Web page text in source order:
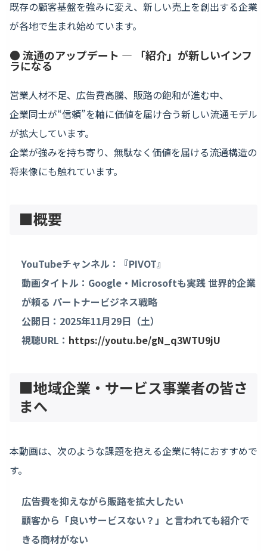
既存の顧客基盤を強みに変え、新しい売上を創出する企業
が各地で生まれ始めています。
● 流通のアップデート ― 「紹介」が新しいインフ
ラになる
営業人材不足、広告費高騰、販路の飽和が進む中、
企業同士が“信頼”を軸に価値を届け合う新しい流通モデル
が拡大しています。
企業が強みを持ち寄り、無駄なく価値を届ける流通構造の
将来像にも触れています。
■概要
YouTubeチャンネル：『PIVOT』
動画タイトル：Google・Microsoftも実践 世界的企業
が頼る パートナービジネス戦略
公開日：2025年11月29日（土）
視聴URL： https://youtu.be/gN_q3WTU9jU
■地域企業・サービス事業者の皆さ
まへ
本動画は、次のような課題を抱える企業に特におすすめで
す。
広告費を抑えながら販路を拡大したい
顧客から「良いサービスない？」と言われても紹介で
きる商材がない